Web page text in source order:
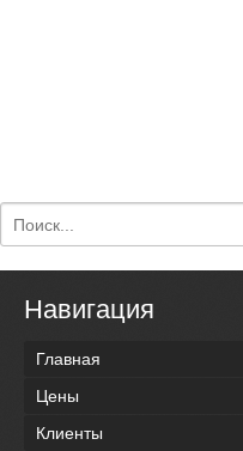
Навигация
Главная
Цены
Клиенты